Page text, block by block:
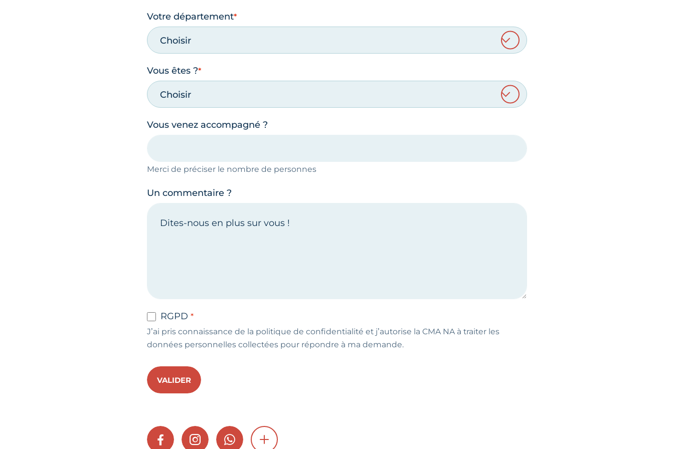
Votre département
Choisir
Vous êtes ?
Choisir
Vous venez accompagné ?
Merci de préciser le nombre de personnes
Un commentaire ?
RGPD
J’ai pris connaissance de la politique de confidentialité et j’autorise la CMA NA à traiter les
données personnelles collectées pour répondre à ma demande.
VALIDER
FACEBOOKINSTAGRAMWHATSAPPSHOW MORE